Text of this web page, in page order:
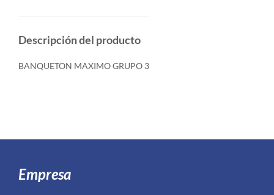
Descripción del producto
BANQUETON MAXIMO GRUPO 3
Empresa